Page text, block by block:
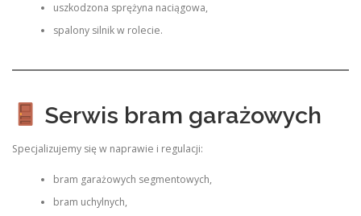
uszkodzona sprężyna naciągowa,
spalony silnik w rolecie.
Serwis bram garażowych
Specjalizujemy się w naprawie i regulacji:
bram garażowych segmentowych,
bram uchylnych,